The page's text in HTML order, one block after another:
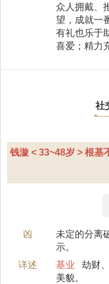
众人拥戴、
望，成就一
有礼也乐于
喜爱；精力
社
钱漩 < 33~48岁 > 根基
凶
未定的分离
示。
详述
基业
劫财
美貌。